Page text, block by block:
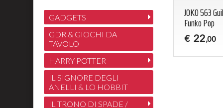
JOKO 563
Funko Pop
€ 22,00
GADGETS
GDR & GIOCHI DA
TAVOLO
HARRY POTTER
IL SIGNORE DEGLI
ANELLI & LO HOBBIT
IL TRONO DI SPADE /